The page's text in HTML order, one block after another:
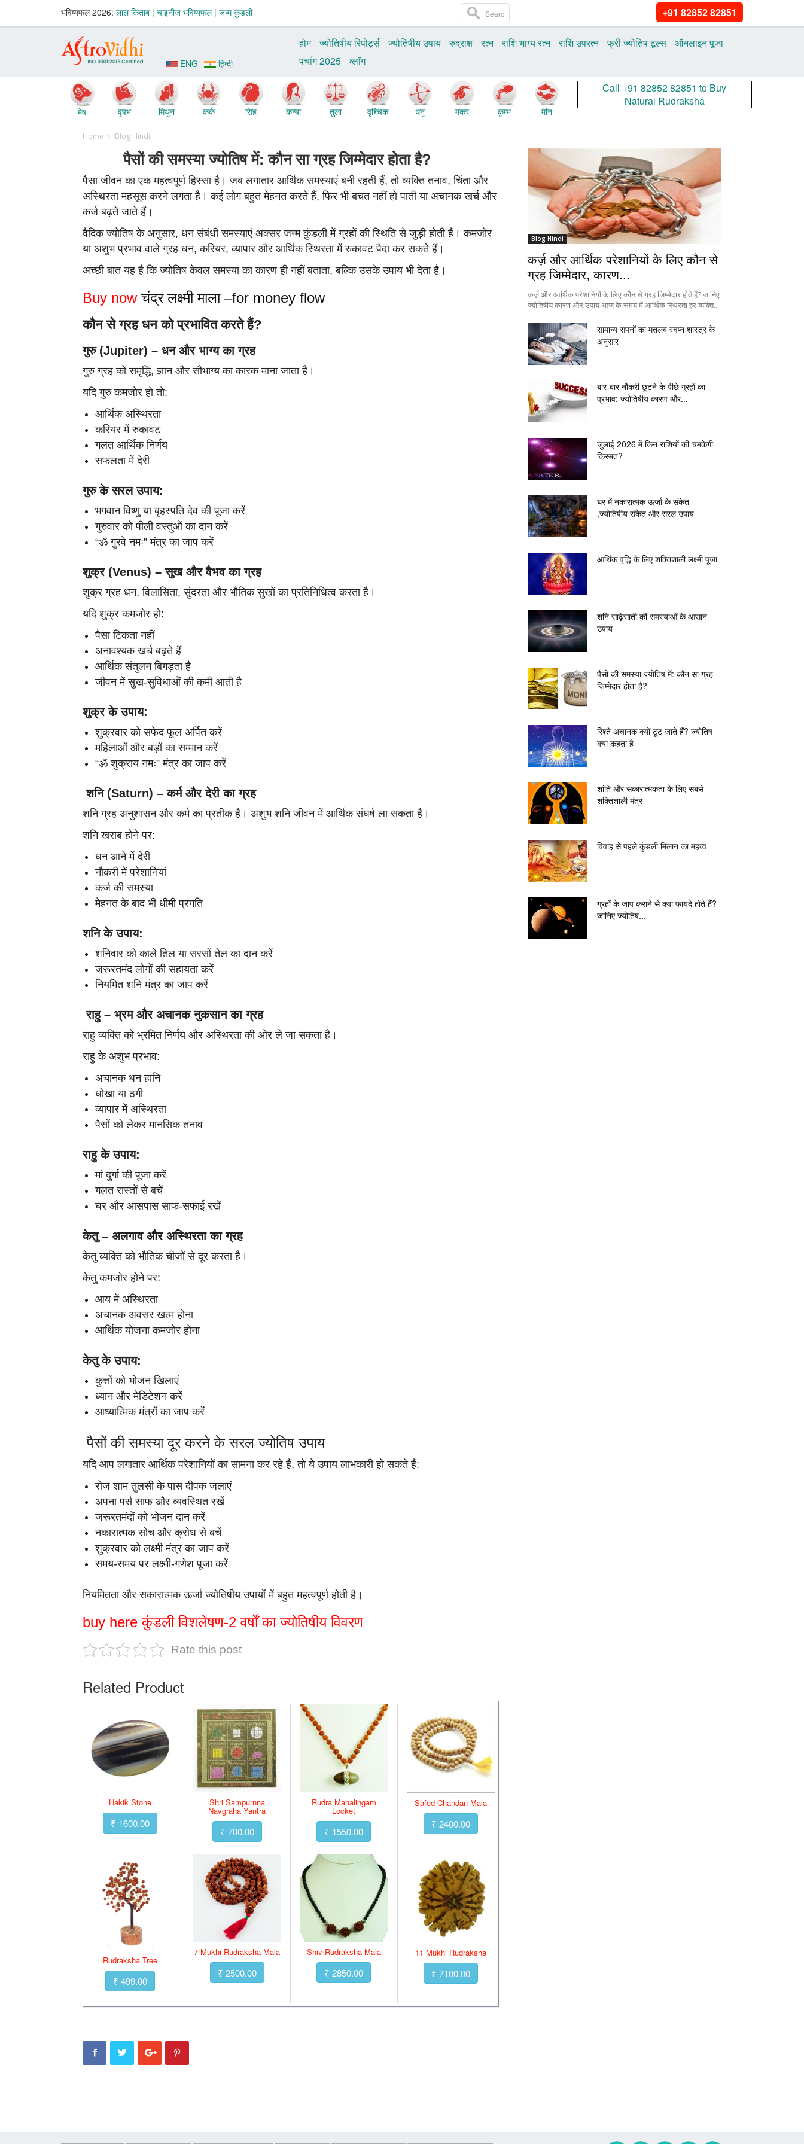
भविष्‍यफल 2026: लाल किताब | चाइनीज भविष्‍यफल | जन्‍म कुंडली +91 82852 82851
ENG हिन्दी
होम ज्योतिषीय रिपोर्ट्स ज्‍योतिषीय उपाय रुद्राक्ष रत्‍न राशि भाग्य रत्न राशि उपरत्न फ्री ज्‍योतिष टूल्‍स
ऑनलाइन पूजा
पंचांग 2025
ब्‍लॉग
मेष वृषभ मिथुन कर्क सिंह कन्या तुला वृश्चिक धनु मकर कुम्भ मीन
Call +91 82852 82851 to Buy
Natural Rudraksha
Home Blog Hindi
पैसों की समस्या ज्योतिष में: कौन सा ग्रह जिम्मेदार होता है?
पैसा जीवन का एक महत्वपूर्ण हिस्सा है। जब लगातार आर्थिक समस्याएं बनी रहती हैं, तो व्यक्ति तनाव, चिंता और
अस्थिरता महसूस करने लगता है। कई लोग बहुत मेहनत करते हैं, फिर भी बचत नहीं हो पाती या अचानक खर्च और
कर्ज बढ़ते जाते हैं।
वैदिक ज्योतिष के अनुसार, धन संबंधी समस्याएं अक्सर जन्म कुंडली में ग्रहों की स्थिति से जुड़ी होती हैं। कमजोर
या अशुभ प्रभाव वाले ग्रह धन, करियर, व्यापार और आर्थिक स्थिरता में रुकावट पैदा कर सकते हैं।
अच्छी बात यह है कि ज्योतिष केवल समस्या का कारण ही नहीं बताता, बल्कि उसके उपाय भी देता है।
Buy nowचंद्र लक्ष्मी माला –for money flow
कौन से ग्रह धन को प्रभावित करते हैं?
गुरु (Jupiter) – धन और भाग्य का ग्रह
गुरु ग्रह को समृद्धि, ज्ञान और सौभाग्य का कारक माना जाता है।
यदि गुरु कमजोर हो तो:
आर्थिक अस्थिरता
करियर में रुकावट
गलत आर्थिक निर्णय
सफलता में देरी
गुरु के सरल उपाय:
भगवान विष्णु या बृहस्पति देव की पूजा करें
गुरुवार को पीली वस्तुओं का दान करें
“ॐ गुरवे नमः” मंत्र का जाप करें
शुक्र (Venus) – सुख और वैभव का ग्रह
शुक्र ग्रह धन, विलासिता, सुंदरता और भौतिक सुखों का प्रतिनिधित्व करता है।
यदि शुक्र कमजोर हो:
पैसा टिकता नहीं
अनावश्यक खर्च बढ़ते हैं
आर्थिक संतुलन बिगड़ता है
जीवन में सुख-सुविधाओं की कमी आती है
शुक्र के उपाय:
शुक्रवार को सफेद फूल अर्पित करें
महिलाओं और बड़ों का सम्मान करें
“ॐ शुक्राय नमः” मंत्र का जाप करें
शनि (Saturn) – कर्म और देरी का ग्रह
शनि ग्रह अनुशासन और कर्म का प्रतीक है। अशुभ शनि जीवन में आर्थिक संघर्ष ला सकता है।
शनि खराब होने पर:
धन आने में देरी
नौकरी में परेशानियां
कर्ज की समस्या
मेहनत के बाद भी धीमी प्रगति
शनि के उपाय:
शनिवार को काले तिल या सरसों तेल का दान करें
जरूरतमंद लोगों की सहायता करें
नियमित शनि मंत्र का जाप करें
राहु – भ्रम और अचानक नुकसान का ग्रह
राहु व्यक्ति को भ्रमित निर्णय और अस्थिरता की ओर ले जा सकता है।
राहु के अशुभ प्रभाव:
अचानक धन हानि
धोखा या ठगी
व्यापार में अस्थिरता
पैसों को लेकर मानसिक तनाव
राहु के उपाय:
मां दुर्गा की पूजा करें
गलत रास्तों से बचें
घर और आसपास साफ-सफाई रखें
केतु – अलगाव और अस्थिरता का ग्रह
केतु व्यक्ति को भौतिक चीजों से दूर करता है।
केतु कमजोर होने पर:
आय में अस्थिरता
अचानक अवसर खत्म होना
आर्थिक योजना कमजोर होना
केतु के उपाय:
कुत्तों को भोजन खिलाएं
ध्यान और मेडिटेशन करें
आध्यात्मिक मंत्रों का जाप करें
पैसों की समस्या दूर करने के सरल ज्योतिष उपाय
यदि आप लगातार आर्थिक परेशानियों का सामना कर रहे हैं, तो ये उपाय लाभकारी हो सकते हैं:
रोज शाम तुलसी के पास दीपक जलाएं
अपना पर्स साफ और व्यवस्थित रखें
जरूरतमंदों को भोजन दान करें
नकारात्मक सोच और क्रोध से बचें
शुक्रवार को लक्ष्मी मंत्र का जाप करें
समय-समय पर लक्ष्मी-गणेश पूजा करें
नियमितता और सकारात्मक ऊर्जा ज्योतिषीय उपायों में बहुत महत्वपूर्ण होती है।
buy hereकुंडली विशलेषण-2 वर्षों का ज्‍योतिषीय विवरण
Rate this post
Related Product
Hakik Stone
₹ 1600.00
Shri Sampurnna
Navgraha Yantra
₹ 700.00
Rudra Mahalingam
Locket
₹ 1550.00
Safed Chandan Mala
₹ 2400.00
Rudraksha Tree
₹ 499.00
7 Mukhi Rudraksha Mala
₹ 2500.00
Shiv Rudraksha Mala
₹ 2850.00
11 Mukhi Rudraksha
₹ 7100.00
Blog Hindi
कर्ज़ और आर्थिक परेशानियों के लिए कौन से
ग्रह जिम्मेदार, कारण...
कर्ज़ और आर्थिक परेशानियों के लिए कौन से ग्रह जिम्मेदार होते हैं? जानिए
ज्योतिषीय कारण और उपाय आज के समय में आर्थिक स्थिरता हर व्यक्ति...
सामान्य सपनों का मतलब स्वप्न शास्त्र के
अनुसार
बार-बार नौकरी छूटने के पीछे ग्रहों का
प्रभाव: ज्योतिषीय कारण और...
जुलाई 2026 में किन राशियों की चमकेगी
किस्मत?
घर में नकारात्मक ऊर्जा के संकेत
,ज्योतिषीय संकेत और सरल उपाय
आर्थिक वृद्धि के लिए शक्तिशाली लक्ष्मी पूजा
शनि साढ़ेसाती की समस्याओं के आसान
उपाय
पैसों की समस्या ज्योतिष में: कौन सा ग्रह
जिम्मेदार होता है?
रिश्ते अचानक क्यों टूट जाते हैं? ज्योतिष
क्या कहता है
शांति और सकारात्मकता के लिए सबसे
शक्तिशाली मंत्र
विवाह से पहले कुंडली मिलान का महत्व
ग्रहों के जाप कराने से क्या फायदे होते हैं?
जानिए ज्योतिष...